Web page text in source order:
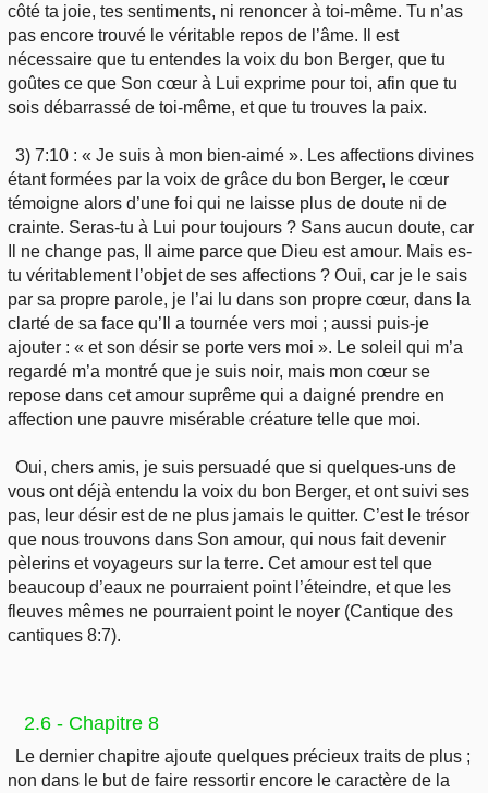
côté ta joie, tes sentiments, ni renoncer à toi-même. Tu n’as
pas encore trouvé le véritable repos de l’âme. Il est
nécessaire que tu entendes la voix du bon Berger, que tu
goûtes ce que Son cœur à Lui exprime pour toi, afin que tu
sois débarrassé de toi-même, et que tu trouves la paix.
3) 7:10 : « Je suis à mon bien-aimé ». Les affections divines
étant formées par la voix de grâce du bon Berger, le cœur
témoigne alors d’une foi qui ne laisse plus de doute ni de
crainte. Seras-tu à Lui pour toujours ? Sans aucun doute, car
Il ne change pas, Il aime parce que Dieu est amour. Mais es-
tu véritablement l’objet de ses affections ? Oui, car je le sais
par sa propre parole, je l’ai lu dans son propre cœur, dans la
clarté de sa face qu’Il a tournée vers moi ; aussi puis-je
ajouter : « et son désir se porte vers moi ». Le soleil qui m’a
regardé m’a montré que je suis noir, mais mon cœur se
repose dans cet amour suprême qui a daigné prendre en
affection une pauvre misérable créature telle que moi.
Oui, chers amis, je suis persuadé que si quelques-uns de
vous ont déjà entendu la voix du bon Berger, et ont suivi ses
pas, leur désir est de ne plus jamais le quitter. C’est le trésor
que nous trouvons dans Son amour, qui nous fait devenir
pèlerins et voyageurs sur la terre. Cet amour est tel que
beaucoup d’eaux ne pourraient point l’éteindre, et que les
fleuves mêmes ne pourraient point le noyer (Cantique des
cantiques 8:7).
2.6 - Chapitre 8
Le dernier chapitre ajoute quelques précieux traits de plus ;
non dans le but de faire ressortir encore le caractère de la